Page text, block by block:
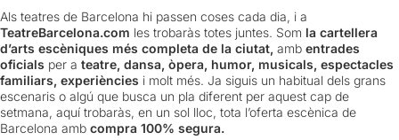
Als teatres de Barcelona hi passen coses cada dia, i a
TeatreBarcelona.com les trobaràs totes juntes. Som la cartellera
d’arts escèniques més completa de la ciutat, amb entrades
oficials per a teatre, dansa, òpera, humor, musicals, espectacles
familiars, experiències i molt més. Ja siguis un habitual dels grans
escenaris o algú que busca un pla diferent per aquest cap de
setmana, aquí trobaràs, en un sol lloc, tota l’oferta escènica de
Barcelona amb compra 100% segura.